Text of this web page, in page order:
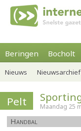
Beringen Bocholt
Nieuws Nieuwsarchief
Pelt Maandag 25
Handbal